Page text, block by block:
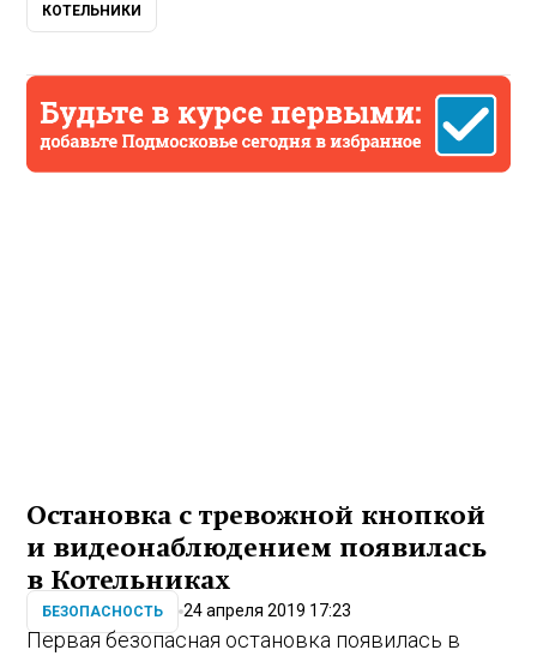
КОТЕЛЬНИКИ
Остановка с тревожной кнопкой
и видеонаблюдением появилась
в Котельниках
БЕЗОПАСНОСТЬ 24 апреля 2019 17:23
Первая безопасная остановка появилась в